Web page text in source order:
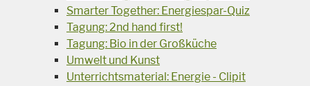
Smarter Together: Energiespar-Quiz
Tagung: 2nd hand first!
Tagung: Bio in der Großküche
Umwelt und Kunst
Unterrichtsmaterial: Energie - Clipit